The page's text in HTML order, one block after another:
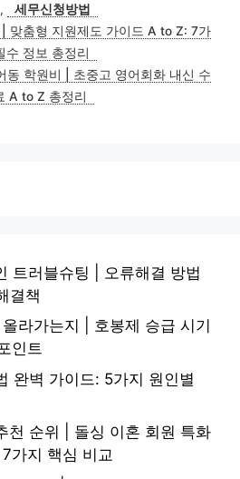
,
세무신청방법
맞춤형 지원제도 가이드 A to Z: 7가
수 정보 총정리
동 학원비 | 초중고 영어회화 내신 수
A to Z 총정리
트러블슈팅 | 오류해결 방법
결책
라가는지 | 호봉제 승급 시기
인트
완벽 가이드: 5가지 원인별
천 순위 | 돌싱 이혼 회원 특화
가지 핵심 비교